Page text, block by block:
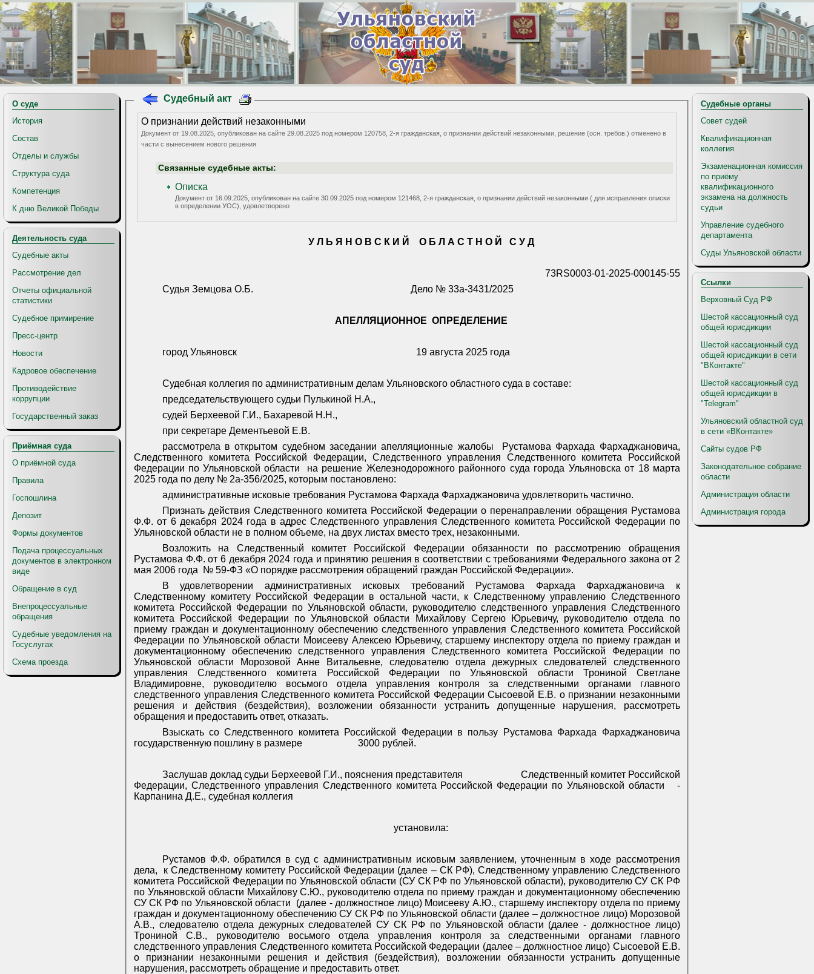
О суде
История
Состав
Отделы и службы
Структура суда
Компетенция
К дню Великой Победы
Деятельность суда
Судебные акты
Рассмотрение дел
Отчеты официальной
статистики
Судебное примирение
Пресс-центр
Новости
Кадровое обеспечение
Противодействие
коррупции
Государственный заказ
Приёмная суда
О приёмной суда
Правила
Госпошлина
Депозит
Формы документов
Подача процессуальных
документов в электронном
виде
Обращение в суд
Внепроцессуальные
обращения
Судебные уведомления на
Госуслугах
Схема проезда
Судебный акт
О признании действий незаконными
Документ от 19.08.2025, опубликован на сайте 29.08.2025 под номером 120758, 2-я гражданская, о признании действий незаконными, решение (осн. требов.) отменено в
части с вынесением нового решения
Связанные судебные акты:
Описка
Документ от 16.09.2025, опубликован на сайте 30.09.2025 под номером 121468, 2-я гражданская, о признании действий незаконными ( для исправления описки
в определении УОС), удовлетворено
У Л Ь Я Н О В С К И Й О Б Л А С Т Н О Й С У Д
73RS0003-01-2025-000145-55
Судья Земцова О.Б.
Дело № 33а-3431/2025
АПЕЛЛЯЦИОННОЕ ОПРЕДЕЛЕНИЕ
город Ульяновск 19 августа 2025 года
Судебная коллегия по административным делам Ульяновского областного суда в составе:
председательствующего судьи Пулькиной Н.А.,
судей Берхеевой Г.И., Бахаревой Н.Н.,
при секретаре Дементьевой Е.В.
рассмотрела в открытом судебном заседании апелляционные жалобы
Рустамова Фархада Фархаджановича,
Следственного комитета Российской Федерации, Следственного управления Следственного комитета Российской
Федерации по Ульяновской области
на решение Железнодорожного районного суда города Ульяновска от 18 марта
2025 года по делу № 2а-356/2025, которым постановлено:
административные исковые требования Рустамова Фархада Фархаджановича удовлетворить частично.
Признать действия Следственного комитета Российской Федерации о перенаправлении обращения Рустамова
Ф.Ф. от 6 декабря 2024 года в адрес Следственного управления Следственного комитета Российской Федерации по
Ульяновской области не в полном объеме, на двух листах вместо трех, незаконными.
Возложить на Следственный комитет Российской Федерации обязанности по рассмотрению обращения
Рустамова Ф.Ф. от 6 декабря 2024 года и принятию решения в соответствии с требованиями Федерального закона от 2
мая 2006 года
№ 59-ФЗ «О порядке рассмотрения обращений граждан Российской Федерации».
В удовлетворении административных исковых требований Рустамова Фархада Фархаджановича к
Следственному комитету Российской Федерации в остальной части, к Следственному управлению Следственного
комитета Российской Федерации по Ульяновской области, руководителю следственного управления Следственного
комитета Российской Федерации по Ульяновской области Михайлову Сергею Юрьевичу, руководителю отдела по
приему граждан и документационному обеспечению следственного управления Следственного комитета Российской
Федерации по Ульяновской области Моисееву Алексею Юрьевичу, старшему инспектору отдела по приему граждан и
документационному обеспечению следственного управления Следственного комитета Российской Федерации по
Ульяновской области Морозовой Анне Витальевне, следователю отдела дежурных следователей следственного
управления Следственного комитета Российской Федерации по Ульяновской области Трониной Светлане
Владимировне, руководителю восьмого отдела управления контроля за следственными органами главного
следственного управления Следственного комитета Российской Федерации Сысоевой Е.В. о признании незаконными
решения и действия (бездействия), возложении обязанности устранить допущенные нарушения, рассмотреть
обращения и предоставить ответ, отказать.
Взыскать со Следственного комитета Российской Федерации в пользу Рустамова Фархада Фархаджановича
государственную пошлину в размере
3000 рублей.
Заслушав доклад судьи Берхеевой Г.И., пояснения представителя
Следственный комитет Российской
Федерации, Следственного управления Следственного комитета Российской Федерации по Ульяновской области
-
Карпанина Д.Е., судебная коллегия
установила:
Рустамов Ф.Ф. обратился в суд с административным исковым заявлением, уточненным в ходе рассмотрения
дела,
к Следственному комитету Российской Федерации (далее – СК РФ), Следственному управлению Следственного
комитета Российской Федерации по Ульяновской области (СУ СК РФ по Ульяновской области), руководителю СУ СК РФ
по Ульяновской области Михайлову С.Ю., руководителю отдела по приему граждан и документационному обеспечению
СУ СК РФ по Ульяновской области
(далее - должностное лицо) Моисееву А.Ю., старшему инспектору отдела по приему
граждан и документационному обеспечению СУ СК РФ по Ульяновской области (далее – должностное лицо) Морозовой
А.В., следователю отдела дежурных следователей СУ СК РФ по Ульяновской области (далее - должностное лицо)
Трониной С.В., руководителю восьмого отдела управления контроля за следственными органами главного
следственного управления Следственного комитета Российской Федерации (далее – должностное лицо) Сысоевой Е.В.
о признании незаконными решения и действия (бездействия), возложении обязанности устранить допущенные
нарушения, рассмотреть обращение и предоставить ответ.
Судебные органы
Совет судей
Квалификационная
коллегия
Экзаменационная комиссия
по приёму
квалификационного
экзамена на должность
судьи
Управление судебного
департамента
Суды Ульяновской области
Ссылки
Верховный Суд РФ
Шестой кассационный суд
общей юрисдикции
Шестой кассационный суд
общей юрисдикции в сети
"ВКонтакте"
Шестой кассационный суд
общей юрисдикции в
"Telegram"
Ульяновский областной суд
в сети «ВКонтакте»
Сайты судов РФ
Законодательное собрание
области
Администрация области
Администрация города